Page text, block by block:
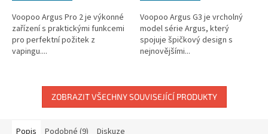
Voopoo Argus Pro 2 je výkonné
zařízení s praktickými funkcemi
pro perfektní požitek z
vapingu....
Voopoo Argus G3 je vrcholný
model série Argus, který
spojuje špičkový design s
nejnovějšími...
ZOBRAZIT VŠECHNY SOUVISEJÍCÍ PRODUKTY
Popis Podobné (9) Diskuze